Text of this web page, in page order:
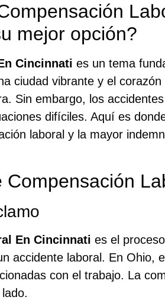
mejor opción?
Cincinnati es un tema
ciudad vibrante y el
Sin embargo, los
difíciles. Aquí es
laboral y la mayor
En Cincinnati es el
accidente laboral. En
con el trabajo. La